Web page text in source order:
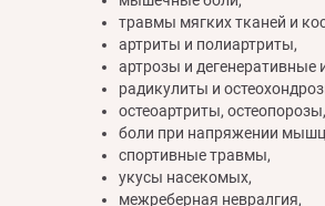
травмы мягких тканей и
артриты и полиартриты,
артрозы и дегенеративные
радикулиты и
остеоартриты, остеопорозы,
боли при напряжении
спортивные травмы,
укусы насекомых,
межреберная невралгия,